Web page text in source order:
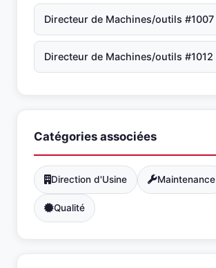
Directeur de Machines/outils #1007
Directeur de Machines/outils #1012
Catégories associées
Direction d'Usine Maintenance
Qualité